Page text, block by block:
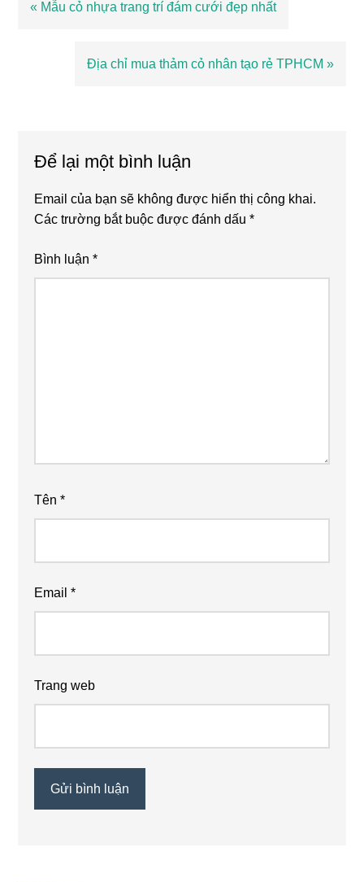
Bài
« Mẫu cỏ nhựa trang trí đám cưới đẹp nhất
Bài
Địa chỉ mua thảm cỏ nhân tạo rẻ TPHCM »
Để lại một bình luận
Email của bạn sẽ không được hiển thị công khai.
Các trường bắt buộc được đánh dấu*
Bình luận*
Tên*
Email*
Trang web